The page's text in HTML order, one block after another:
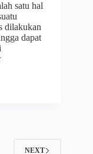
satu hal
dilakukan
dapat
NEXT